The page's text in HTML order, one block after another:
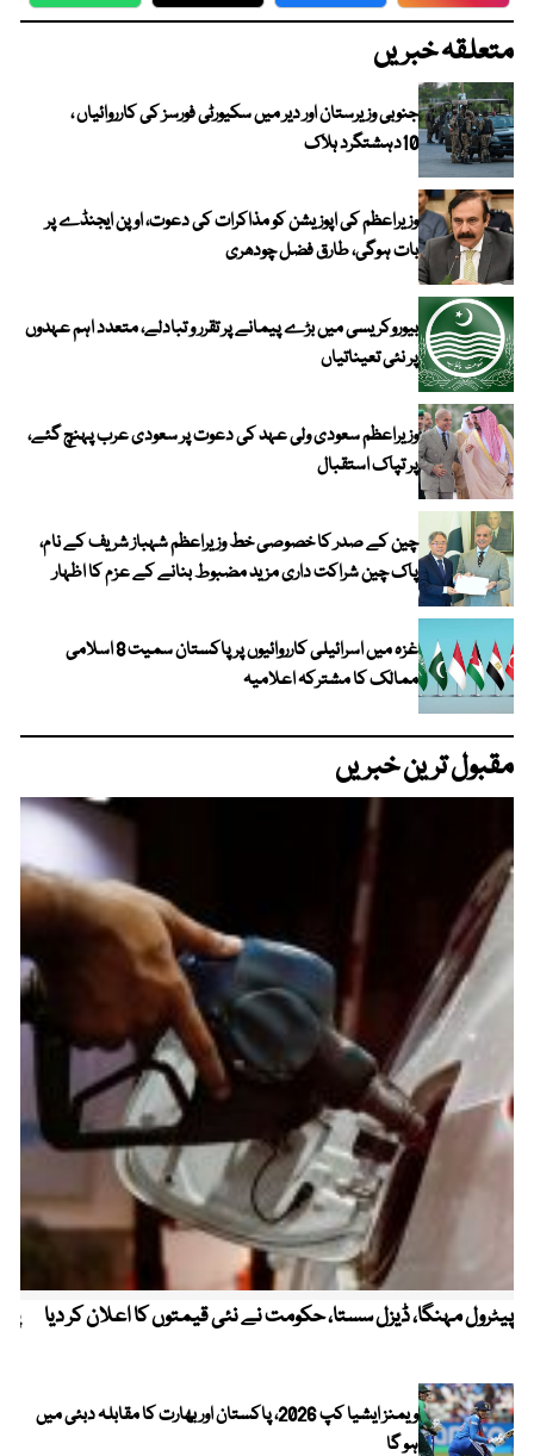
متعلقہ خبریں
جنوبی وزیرستان اور دیر میں سکیورٹی فورسز کی کارروائیاں ،
10دہشتگرد ہلاک
وزیراعظم کی اپوزیشن کو مذاکرات کی دعوت، اوپن ایجنڈے پر
بات ہوگی، طارق فضل چودھری
بیوروکریسی میں بڑے پیمانے پر تقرر و تبادلے، متعدد اہم عہدوں
پر نئی تعیناتیاں
وزیراعظم سعودی ولی عہد کی دعوت پر سعودی عرب پہنچ گئے،
پر تپاک استقبال
چین کے صدر کا خصوصی خط وزیراعظم شہباز شریف کے نام،
پاک چین شراکت داری مزید مضبوط بنانے کے عزم کا اظہار
غزہ میں اسرائیلی کارروائیوں پر پاکستان سمیت 8 اسلامی
ممالک کا مشترکہ اعلامیہ
مقبول ترین خبریں
پیٹرول مہنگا، ڈیزل سستا، حکومت نے نئی قیمتوں کا اعلان کر دیا
ویمنز ایشیا کپ 2026، پاکستان اور بھارت کا مقابلہ دبئی میں
ہو گا